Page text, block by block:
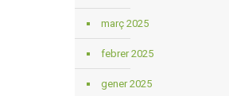
març 2025
febrer 2025
gener 2025